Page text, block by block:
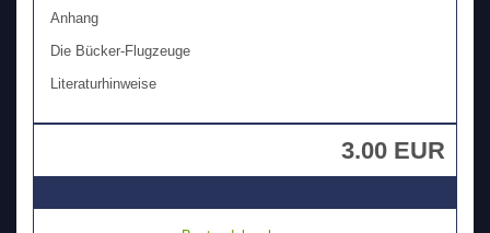
Anhang
Die Bücker-Flugzeuge
Literaturhinweise
3.00 EUR